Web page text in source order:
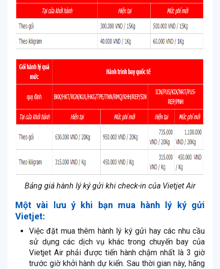
Bảng giá hành lý ký gửi khi check-in của Vietjet Air
Một vài lưu ý khi bạn mua hành lý ký gửi
Vietjet:
Việc đặt mua thêm hành lý ký gửi hay các nhu cầu
sử dụng các dịch vụ khác trong chuyến bay của
Vietjet Air phải được tiến hành chậm nhất là 3 giờ
trước giờ khởi hành dự kiến. Sau thời gian này, hãng